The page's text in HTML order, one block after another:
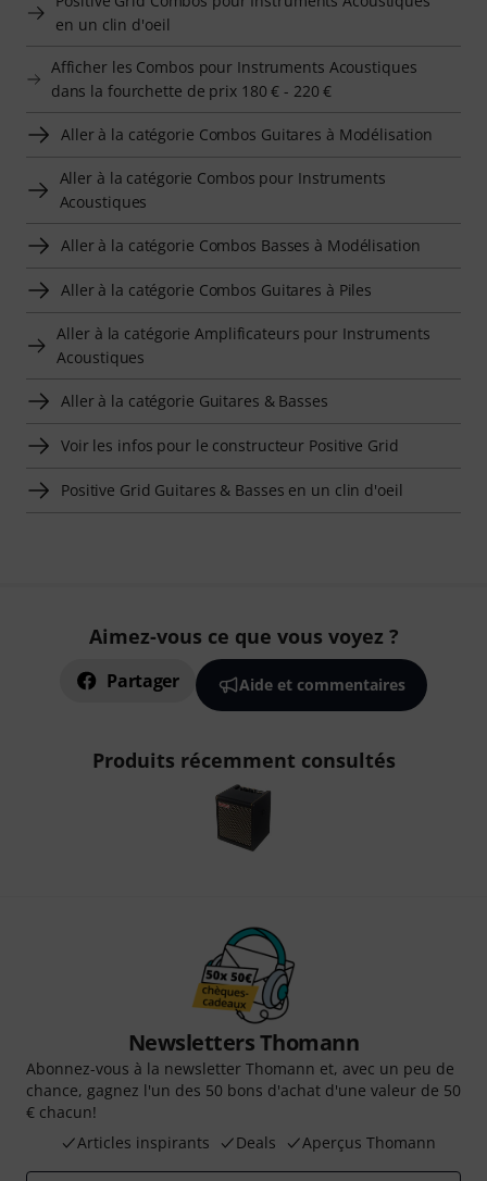
en un clin d'oeil
Afficher les Combos pour Instruments Acoustiques
dans la fourchette de prix 180 € - 220 €
Aller à la catégorie Combos Guitares à Modélisation
Aller à la catégorie Combos pour Instruments
Acoustiques
Aller à la catégorie Combos Basses à Modélisation
Aller à la catégorie Combos Guitares à Piles
Aller à la catégorie Amplificateurs pour Instruments
Acoustiques
Aller à la catégorie Guitares & Basses
Voir les infos pour le constructeur Positive Grid
Positive Grid Guitares & Basses en un clin d'oeil
Aimez-vous ce que vous voyez ?
Partager Aide et commentaires
Produits récemment consultés
Newsletters Thomann
Abonnez-vous à la newsletter Thomann et, avec un peu de
chance, gagnez l'un des 50 bons d'achat d'une valeur de 50
€ chacun!
Articles inspirants
Deals Aperçus Thomann